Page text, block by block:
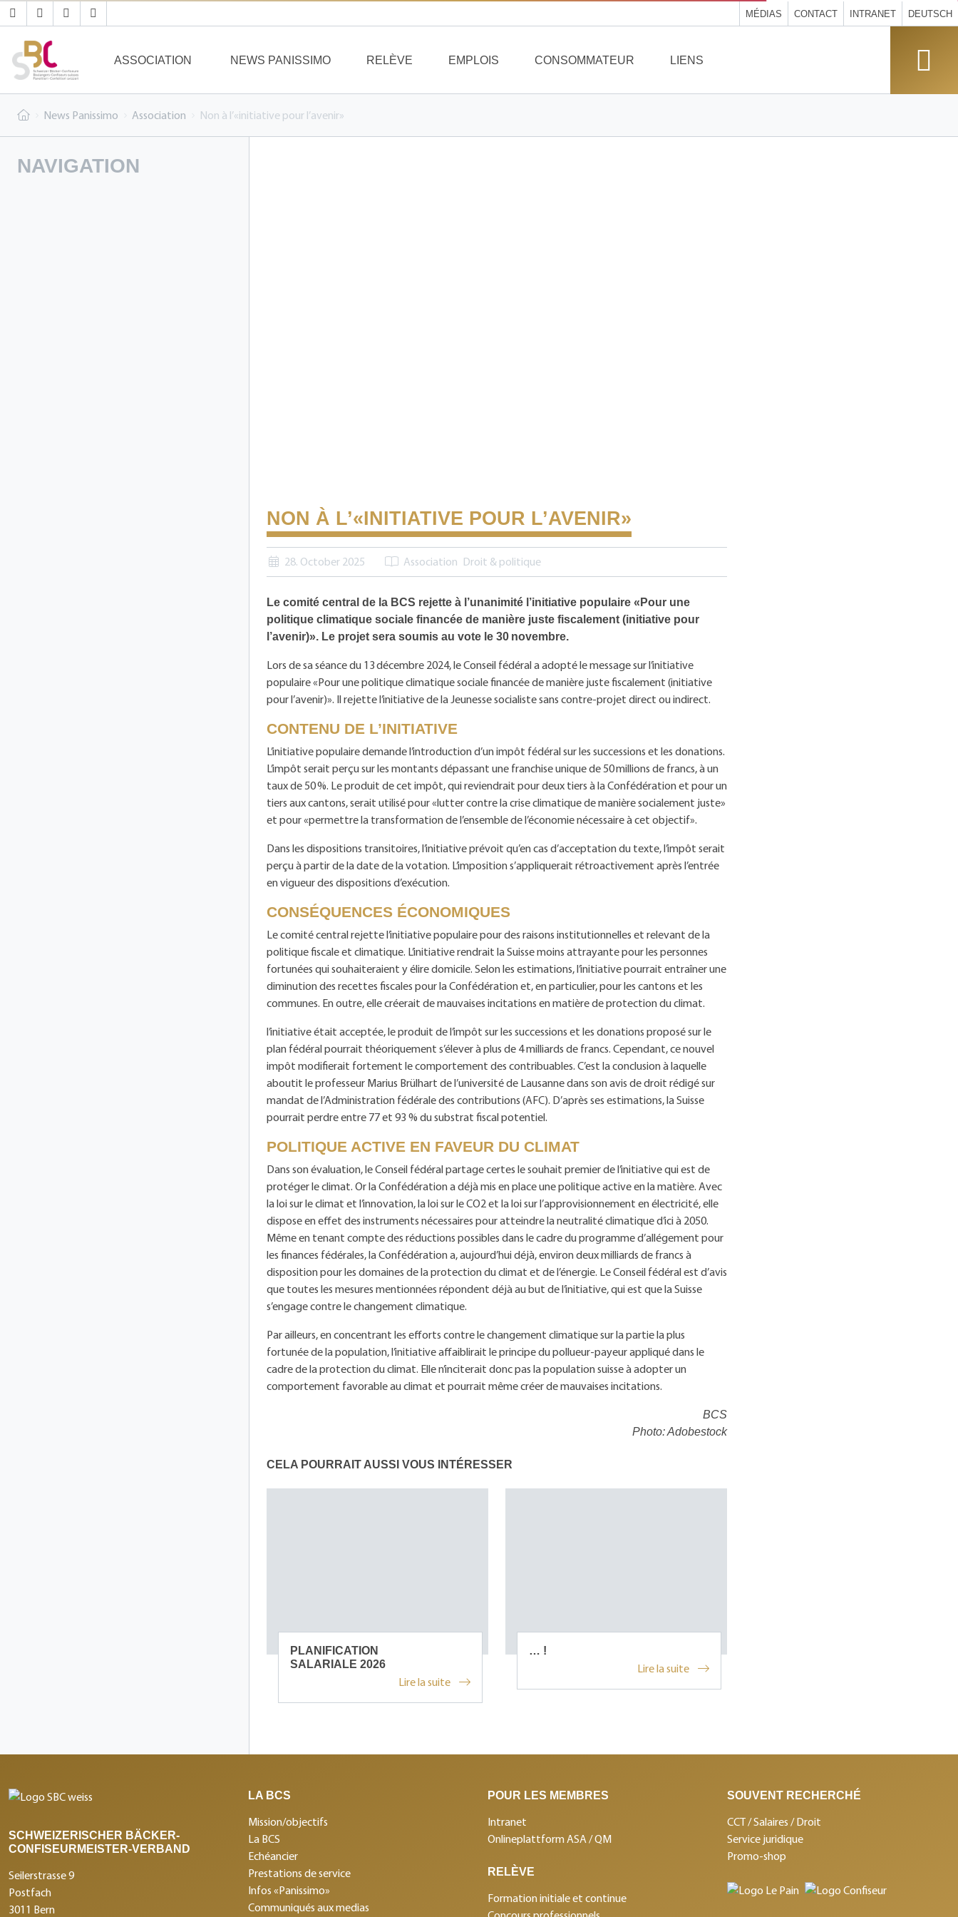
MÉDIAS CONTACT INTRANET DEUTSCH
ASSOCIATION NEWS PANISSIMO RELÈVE EMPLOIS CONSOMMATEUR LIENS
News Panissimo Association Non à l’«initiative pour l’avenir»
NAVIGATION
NON À L’«INITIATIVE POUR L’AVENIR»
28. October 2025 Association Droit & politique
Le comité central de la BCS rejette à l’unanimité l’initiative populaire «Pour une
politique climatique sociale financée de manière juste fiscalement (initiative pour
l’avenir)». Le projet sera soumis au vote le 30 novembre.
Lors de sa séance du 13 décembre 2024, le Conseil fédéral a adopté le message sur l’initiative
populaire «Pour une politique climatique sociale financée de manière juste fiscalement (initiative
pour l’avenir)». Il rejette l’initiative de la Jeunesse socialiste sans contre-projet direct ou indirect.
CONTENU DE L’INITIATIVE
L’initiative populaire demande l’introduction d’un impôt fédéral sur les successions et les donations.
L’impôt serait perçu sur les montants dépassant une franchise unique de 50 millions de francs, à un
taux de 50 %. Le produit de cet impôt, qui reviendrait pour deux tiers à la Confédération et pour un
tiers aux cantons, serait utilisé pour «lutter contre la crise climatique de manière socialement juste»
et pour «permettre la transformation de l’ensemble de l’économie nécessaire à cet objectif».
Dans les dispositions transitoires, l’initiative prévoit qu’en cas d’acceptation du texte, l’impôt serait
perçu à partir de la date de la votation. L’imposition s’appliquerait rétroactivement après l’entrée
en vigueur des dispositions d’exécution.
CONSÉQUENCES ÉCONOMIQUES
Le comité central rejette l’initiative populaire pour des raisons institutionnelles et relevant de la
politique fiscale et climatique. L’initiative rendrait la Suisse moins attrayante pour les personnes
fortunées qui souhaiteraient y élire domicile. Selon les estimations, l’initiative pourrait entraîner une
diminution des recettes fiscales pour la Confédération et, en particulier, pour les cantons et les
communes. En outre, elle créerait de mauvaises incitations en matière de protection du climat.
l’initiative était acceptée, le produit de l’impôt sur les successions et les donations proposé sur le
plan fédéral pourrait théoriquement s’élever à plus de 4 milliards de francs. Cependant, ce nouvel
impôt modifierait fortement le comportement des contribuables. C’est la conclusion à laquelle
aboutit le professeur Marius Brülhart de l’université de Lausanne dans son avis de droit rédigé sur
mandat de l’Administration fédérale des contributions (AFC). D’après ses estimations, la Suisse
pourrait perdre entre 77 et 93 % du substrat fiscal potentiel.
POLITIQUE ACTIVE EN FAVEUR DU CLIMAT
Dans son évaluation, le Conseil fédéral partage certes le souhait premier de l’initiative qui est de
protéger le climat. Or la Confédération a déjà mis en place une politique active en la matière. Avec
la loi sur le climat et l’innovation, la loi sur le CO2 et la loi sur l’approvisionnement en électricité, elle
dispose en effet des instruments nécessaires pour atteindre la neutralité climatique d’ici à 2050.
Même en tenant compte des réductions possibles dans le cadre du programme d’allégement pour
les finances fédérales, la Confédération a, aujourd’hui déjà, environ deux milliards de francs à
disposition pour les domaines de la protection du climat et de l’énergie. Le Conseil fédéral est d’avis
que toutes les mesures mentionnées répondent déjà au but de l’initiative, qui est que la Suisse
s’engage contre le changement climatique.
Par ailleurs, en concentrant les efforts contre le changement climatique sur la partie la plus
fortunée de la population, l’initiative affaiblirait le principe du pollueur-payeur appliqué dans le
cadre de la protection du climat. Elle n’inciterait donc pas la population suisse à adopter un
comportement favorable au climat et pourrait même créer de mauvaises incitations.
BCS
Photo: Adobestock
CELA POURRAIT AUSSI VOUS INTÉRESSER
PLANIFICATION
SALARIALE 2026
Lire la suite
… !
Lire la suite
SCHWEIZERISCHER BÄCKER-
CONFISEURMEISTER-VERBAND
Seilerstrasse 9
Postfach
3011 Bern
LA BCS
Mission/objectifs
La BCS
Echéancier
Prestations de service
Infos «Panissimo»
Communiqués aux medias
POUR LES MEMBRES
Intranet
Onlineplattform ASA / QM
RELÈVE
Formation initiale et continue
SOUVENT RECHERCHÉ
CCT / Salaires / Droit
Service juridique
Promo-shop